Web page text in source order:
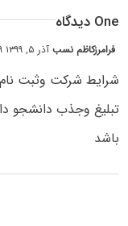
One دیدگاه
فرامرزکاظم نسبآذر ۵, ۱۳۹۹ at ۱:۰۹ ب٫ظ
شرایط شرکت وثبت
تبلیغ وجذب دانشجو
باشد